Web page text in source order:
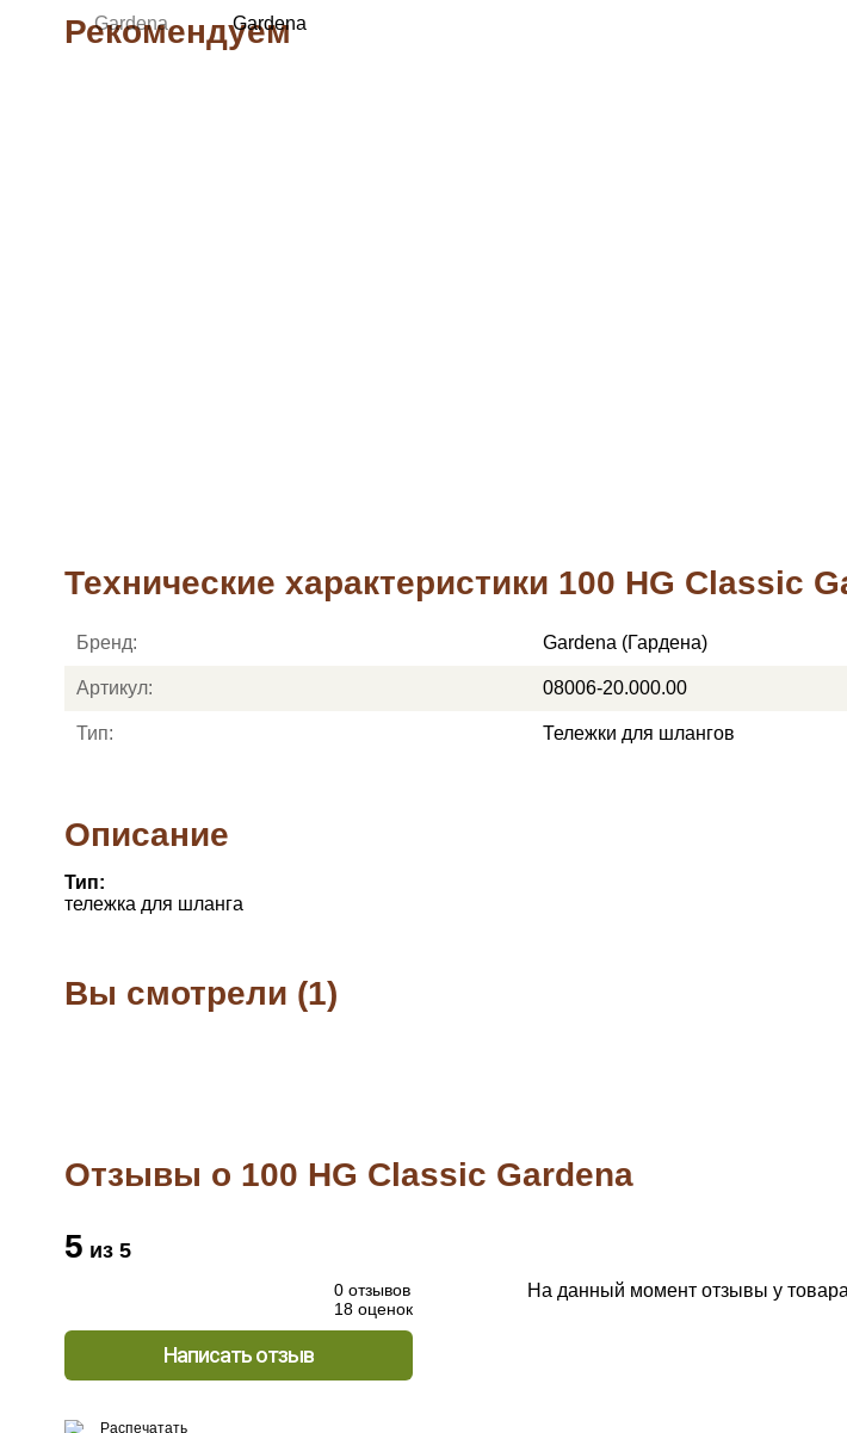
Рекомендуем
Технические характеристики 100 HG Classic
Бренд: Gardena (Гардена)
Артикул: 08006-20.000.00
Тип: Тележки для шлангов
Описание
Тип:
тележка для шланга
Вы смотрели (1)
Отзывы о 100 HG Classic Gardena
5 из 5
0 отзывов
18 оценок
Написать отзыв
На данный момент отзывы у
Распечатать